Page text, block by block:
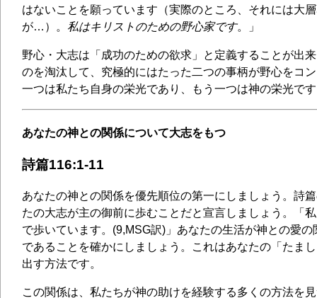
はないことを願っています（実際のところ、それには大
が…）。 私はキリストのための野心家です。」
野心・大志は「成功のための欲求」と定義することが出
のを淘汰して、究極的にはたった二つの事柄が野心をコ
一つは私たち自身の栄光であり、もう一つは神の栄光で
あなたの神との関係について大志をもつ
詩篇116:1-11
あなたの神との関係を優先順位の第一にしましょう。詩
たの大志が主の御前に歩むことだと宣言しましょう。「
で歩いています。(9,MSG訳)」あなたの生活が神との愛
であることを確かにしましょう。これはあなたの「たま
出す方法です。
この関係は、私たちが神の助けを経験する多くの方法を